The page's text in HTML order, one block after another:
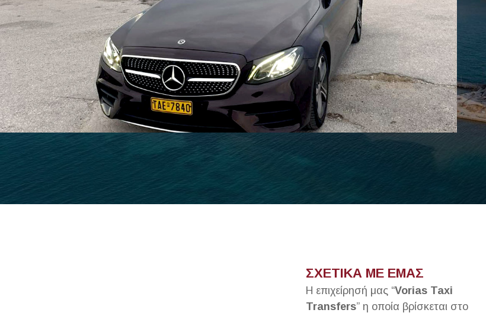
ΣΧΕΤΙΚΑ ΜΕ ΕΜΑΣ
Η επιχείρησή μας “Vorias Taxi
Transfers” η οποία βρίσκεται στο